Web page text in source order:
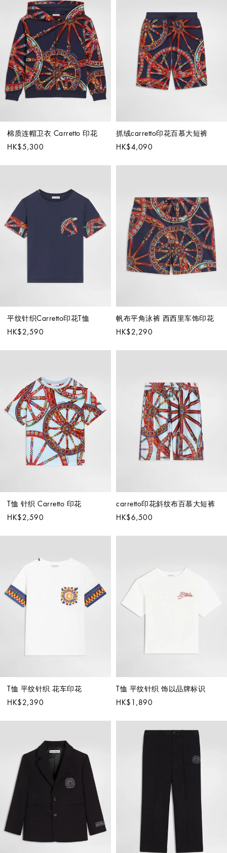
棉质连帽卫衣 Carretto 印花
HK$5,300
抓绒carretto印花百慕大短裤
HK$4,090
平纹针织Carretto印花T恤
HK$2,590
帆布平角泳裤 西西里车饰印花
HK$2,290
T恤 针织 Carretto 印花
HK$2,590
carretto印花斜纹布百慕大短裤
HK$6,500
T恤 平纹针织 花车印花
HK$2,390
T恤 平纹针织 饰以品牌标识
HK$1,890